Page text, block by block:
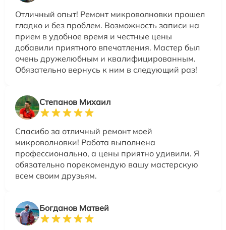
Отличный опыт! Ремонт микроволновки прошел
гладко и без проблем. Возможность записи на
прием в удобное время и честные цены
добавили приятного впечатления. Мастер был
очень дружелюбным и квалифицированным.
Обязательно вернусь к ним в следующий раз!
Степанов Михаил
Спасибо за отличный ремонт моей
микроволновки! Работа выполнена
профессионально, а цены приятно удивили. Я
обязательно порекомендую вашу мастерскую
всем своим друзьям.
Богданов Матвей